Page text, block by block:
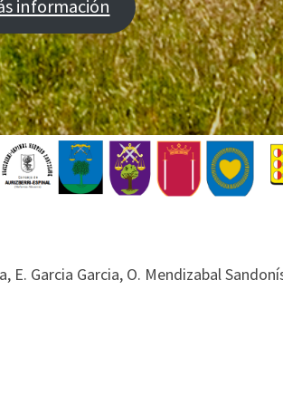
información
Garcia Garcia, O. Mendizabal